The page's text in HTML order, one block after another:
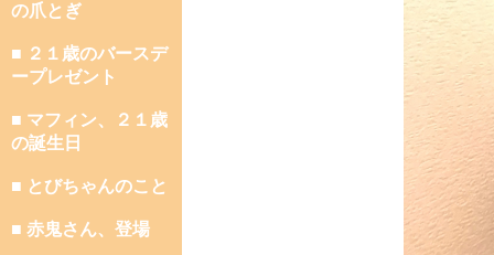
の爪とぎ
■ ２１歳のバースデ
ープレゼント
■ マフィン、２１歳
の誕生日
■ とびちゃんのこと
■ 赤鬼さん、登場